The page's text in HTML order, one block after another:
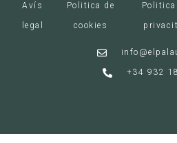
Avís
legal
Politica de
cookies
Politica
+34 932